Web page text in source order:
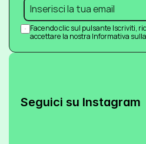
Facendo clic sul pulsante Iscriviti,
accettare la nostra Informativa
Seguici su Instagram